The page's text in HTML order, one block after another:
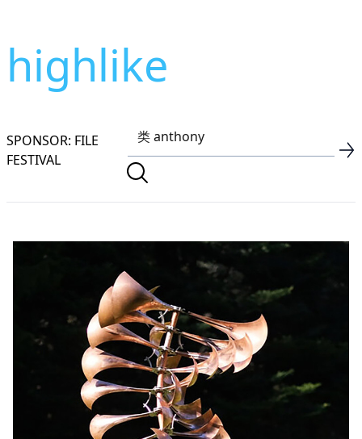
highlike
SPONSOR: FILE
FESTIVAL